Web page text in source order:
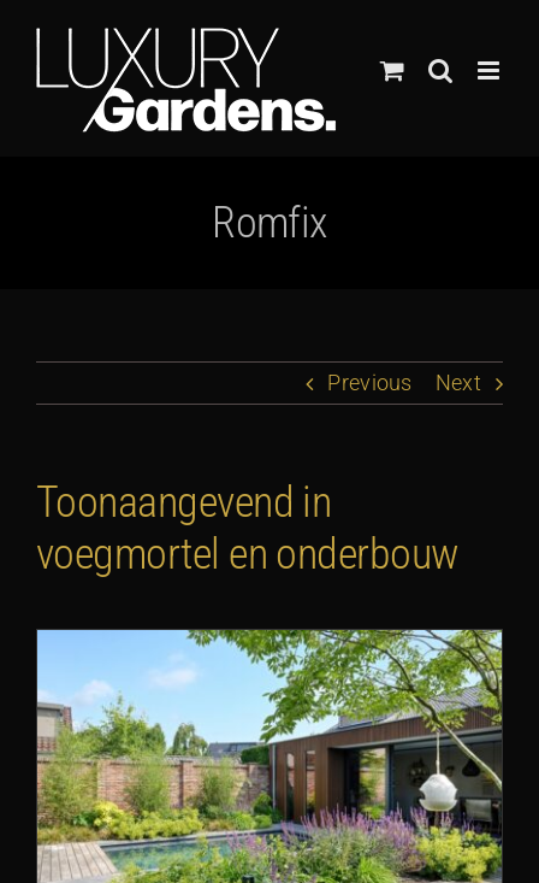
inhoud
Romfix
Previous Next
Toonaangevend in
voegmortel en onderbouw